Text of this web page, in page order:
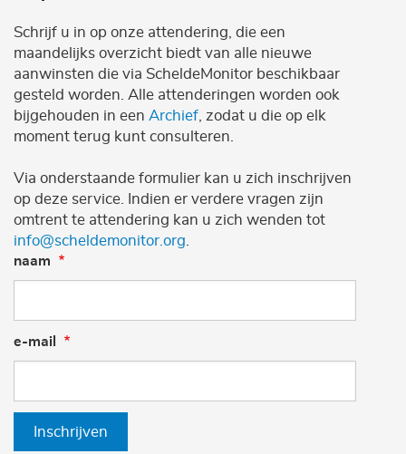
Schrijf u in op onze attendering, die een
maandelijks overzicht biedt van alle nieuwe
aanwinsten die via ScheldeMonitor beschikbaar
gesteld worden. Alle attenderingen worden ook
bijgehouden in een Archief , zodat u die op elk
moment terug kunt consulteren.
Via onderstaande formulier kan u zich inschrijven
op deze service. Indien er verdere vragen zijn
omtrent te attendering kan u zich wenden tot
info@scheldemonitor.org
naam
e-mail
Inschrijven